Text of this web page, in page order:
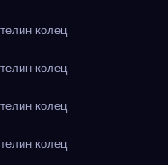
колец
колец
колец
колец